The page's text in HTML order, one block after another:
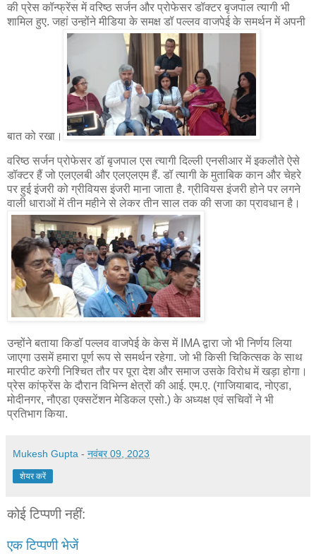
की प्रेस कॉन्फ्रेंस में वरिष्ठ सर्जन और प्रोफेसर डॉक्टर बृजपाल त्यागी भी
शामिल हुए. जहां उन्होंने मीडिया के समक्ष डॉ पल्लव वाजपेई के समर्थन में अपनी
बात को रखा।
वरिष्ठ सर्जन प्रोफेसर डॉ बृजपाल एस त्यागी दिल्ली एनसीआर में इकलौते ऐसे
डॉक्टर हैं जो एलएलबी और एलएलएम हैं. डॉ त्यागी के मुताबिक कान और चेहरे
पर हुई इंजरी को ग्रीवियस इंजरी माना जाता है. ग्रीवियस इंजरी होने पर लगने
वाली धाराओं में तीन महीने से लेकर तीन साल तक की सजा का प्रावधान है।
उन्होंने बताया किडॉ पल्लव वाजपेई के केस में IMA द्वारा जो भी निर्णय लिया
जाएगा उसमें हमारा पूर्ण रूप से समर्थन रहेगा. जो भी किसी चिकित्सक के साथ
मारपीट करेगी निश्चित तौर पर पूरा देश और समाज उसके विरोध में खड़ा होगा।
प्रेस कांफ्रेंस के दौरान विभिन्न क्षेत्रों की आई. एम.ए. (गाजियाबाद, नोएडा,
मोदीनगर, नौएडा एक्सटेंशन मेडिकल एसो.) के अध्यक्ष एवं सचिवों ने भी
प्रतिभाग किया.
Mukesh Gupta - नवंबर 09, 2023
शेयर करें
कोई टिप्पणी नहीं:
एक टिप्पणी भेजें